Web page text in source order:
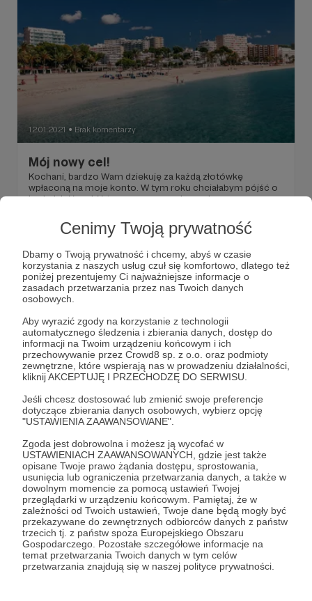
Cenimy Twoją prywatność
Dbamy o Twoją prywatność i chcemy, abyś w czasie
korzystania z naszych usług czuł się komfortowo, dlatego też
poniżej prezentujemy Ci najważniejsze informacje o
zasadach przetwarzania przez nas Twoich danych
osobowych.
Aby wyrazić zgody na korzystanie z technologii
automatycznego śledzenia i zbierania danych, dostęp do
informacji na Twoim urządzeniu końcowym i ich
przechowywanie przez Crowd8 sp. z o.o. oraz podmioty
zewnętrzne, które wspierają nas w prowadzeniu działalności,
kliknij AKCEPTUJĘ I PRZECHODZĘ DO SERWISU.
Jeśli chcesz dostosować lub zmienić swoje preferencje
dotyczące zbierania danych osobowych, wybierz opcję
"USTAWIENIA ZAAWANSOWANE".
Zgoda jest dobrowolna i możesz ją wycofać w
USTAWIENIACH ZAAWANSOWANYCH, gdzie jest także
opisane Twoje prawo żądania dostępu, sprostowania,
usunięcia lub ograniczenia przetwarzania danych, a także w
dowolnym momencie za pomocą ustawień Twojej
przeglądarki w urządzeniu końcowym. Pamiętaj, że w
zależności od Twoich ustawień, Twoje dane będą mogły być
przekazywane do zewnętrznych odbiorców danych z państw
trzecich tj. z państw spoza Europejskiego Obszaru
Gospodarczego. Pozostałe szczegółowe informacje na
temat przetwarzania Twoich danych w tym celów
przetwarzania znajdują się w naszej polityce prywatności.
12.01.2021 ● Brak komentarzy
Mój nowy cel!
Kochani, bardzo Wam dziekuję za każdą złotówkę
wpłaconą na moje konto. W tym roku chciałabym pójść o
krok dalej i zrobić to o czym marzyłam od samego
o co chodzi! Miłego dnia, Natalia z bloga Vacaymode.
majorka mallorca vacaymode +5
12.01.2021 ● Brak komentarzy
Witajcie Patroni!
Byłoby mi bardzo miło, gdybyście przeczytali mój
pierwszy post na Patronite, dla moich Patronów - czyli
właśnie dla Was. Bardzo dziękuję Wam za każdą darowiznę,
lecimy po więcej!
majorka vacaymode blog o majorce +7